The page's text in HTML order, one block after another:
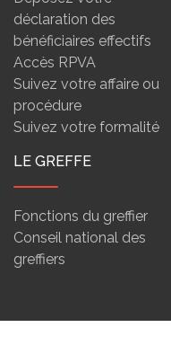
déclaration des
bénéficiaires effectifs
Accès RPVA
Suivez votre affaire ou
procédure
Suivez votre formalité
LE GREFFE
Fonctions du greffier
Conseil national des
greffiers